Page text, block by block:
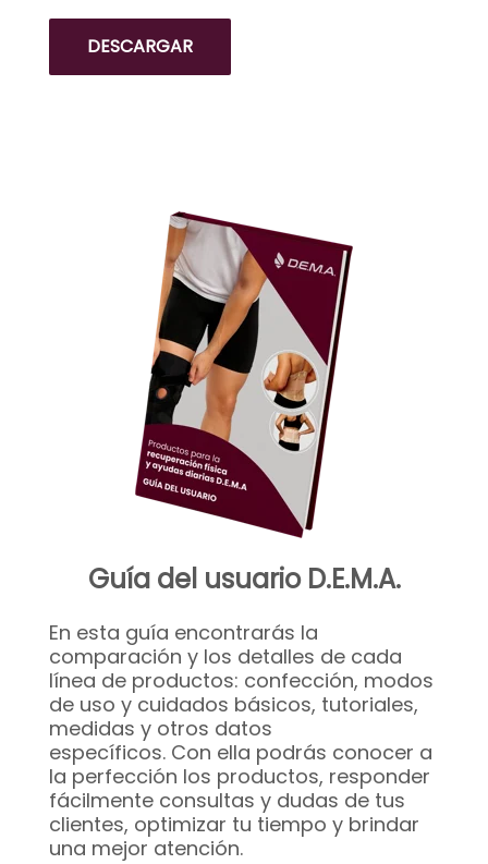
DESCARGAR
Guía del usuario D.E.M.A.
En esta guía encontrarás la
comparación y los detalles de cada
línea de productos: confección, modos
de uso y cuidados básicos, tutoriales,
medidas y otros datos
específicos. Con ella podrás conocer a
la perfección los productos, responder
fácilmente consultas y dudas de tus
clientes, optimizar tu tiempo y brindar
una mejor atención.